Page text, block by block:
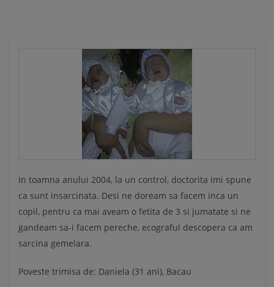
In toamna anului 2004, la un control, doctorita imi spune
ca sunt insarcinata. Desi ne doream sa facem inca un
copil, pentru ca mai aveam o fetita de 3 si jumatate si ne
gandeam sa-i facem pereche, ecograful descopera ca am
sarcina gemelara.
Poveste trimisa de: Daniela (31 ani), Bacau